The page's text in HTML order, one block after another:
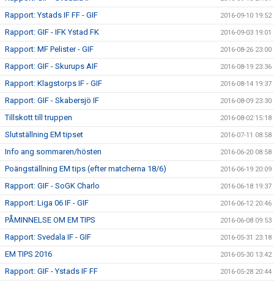
Rapport: Ystads IF FF - GIF 2016-09-10 19:52
Rapport: GIF - IFK Ystad FK 2016-09-03 19:01
Rapport: MF Pelister - GIF 2016-08-26 23:00
Rapport: GIF - Skurups AIF 2016-08-19 23:36
Rapport: Klagstorps IF - GIF 2016-08-14 19:37
Rapport: GIF - Skabersjö IF 2016-08-09 23:30
Tillskott till truppen 2016-08-02 15:18
Slutställning EM tipset 2016-07-11 08:58
Info ang sommaren/hösten 2016-06-20 08:58
Poängställning EM tips (efter matcherna 18/6) 2016-06-19 20:09
Rapport: GIF - SoGK Charlo 2016-06-18 19:37
Rapport: Liga 06 IF - GIF 2016-06-12 20:46
PÅMINNELSE OM EM TIPS 2016-06-08 09:53
Rapport: Svedala IF - GIF 2016-05-31 23:18
EM TIPS 2016 2016-05-30 13:42
Rapport: GIF - Ystads IF FF 2016-05-28 20:44